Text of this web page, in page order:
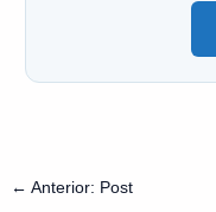
← Anterior: Post